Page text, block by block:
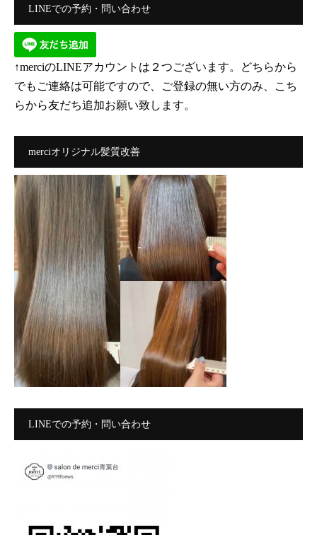
LINEでの予約・問い合わせ
↑merciのLINEアカウントは２つございます。どちらから
でもご連絡は可能ですので、ご登録の無い方のみ、こち
らから友だち追加お願い致します。
merciオリジナル髪質改善
LINEでの予約・問い合わせ